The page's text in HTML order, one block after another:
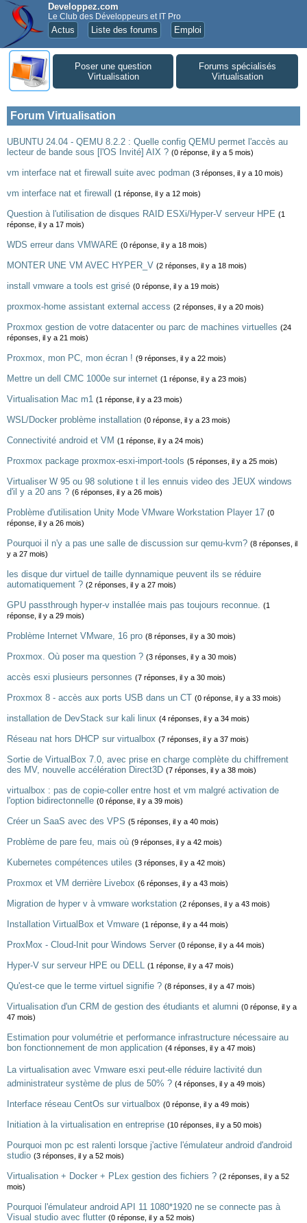
Developpez.com
Le Club des Développeurs et IT Pro
Actus Liste des forums Emploi
Poser une question
Virtualisation
Forums spécialisés
Virtualisation
Forum Virtualisation
UBUNTU 24.04 - QEMU 8.2.2 : Quelle config QEMU permet l'accès au
lecteur de bande sous [l'OS Invité] AIX ? (0 réponse, il y a 5 mois)
vm interface nat et firewall suite avec podman (3 réponses, il y a 10 mois)
vm interface nat et firewall (1 réponse, il y a 12 mois)
Question à l'utilisation de disques RAID ESXi/Hyper-V serveur HPE (1
réponse, il y a 17 mois)
WDS erreur dans VMWARE (0 réponse, il y a 18 mois)
MONTER UNE VM AVEC HYPER_V (2 réponses, il y a 18 mois)
install vmware a tools est grisé (0 réponse, il y a 19 mois)
proxmox-home assistant external access (2 réponses, il y a 20 mois)
Proxmox gestion de votre datacenter ou parc de machines virtuelles (24
réponses, il y a 21 mois)
Proxmox, mon PC, mon écran ! (9 réponses, il y a 22 mois)
Mettre un dell CMC 1000e sur internet (1 réponse, il y a 23 mois)
Virtualisation Mac m1 (1 réponse, il y a 23 mois)
WSL/Docker problème installation (0 réponse, il y a 23 mois)
Connectivité android et VM (1 réponse, il y a 24 mois)
Proxmox package proxmox-esxi-import-tools (5 réponses, il y a 25 mois)
Virtualiser W 95 ou 98 solutione t il les ennuis video des JEUX windows
d'il y a 20 ans ? (6 réponses, il y a 26 mois)
Problème d'utilisation Unity Mode VMware Workstation Player 17 (0
réponse, il y a 26 mois)
Pourquoi il n'y a pas une salle de discussion sur qemu-kvm? (8 réponses, il
y a 27 mois)
les disque dur virtuel de taille dynnamique peuvent ils se réduire
automatiquement ? (2 réponses, il y a 27 mois)
GPU passthrough hyper-v installée mais pas toujours reconnue. (1
réponse, il y a 29 mois)
Problème Internet VMware, 16 pro (8 réponses, il y a 30 mois)
Proxmox. Où poser ma question ? (3 réponses, il y a 30 mois)
accès esxi plusieurs personnes (7 réponses, il y a 30 mois)
Proxmox 8 - accès aux ports USB dans un CT (0 réponse, il y a 33 mois)
installation de DevStack sur kali linux (4 réponses, il y a 34 mois)
Réseau nat hors DHCP sur virtualbox (7 réponses, il y a 37 mois)
Sortie de VirtualBox 7.0, avec prise en charge complète du chiffrement
des MV, nouvelle accélération Direct3D (7 réponses, il y a 38 mois)
virtualbox : pas de copie-coller entre host et vm malgré activation de
l'option bidirectonnelle (0 réponse, il y a 39 mois)
Créer un SaaS avec des VPS (5 réponses, il y a 40 mois)
Problème de pare feu, mais où (9 réponses, il y a 42 mois)
Kubernetes compétences utiles (3 réponses, il y a 42 mois)
Proxmox et VM derrière Livebox (6 réponses, il y a 43 mois)
Migration de hyper v à vmware workstation (2 réponses, il y a 43 mois)
Installation VirtualBox et Vmware (1 réponse, il y a 44 mois)
ProxMox - Cloud-Init pour Windows Server (0 réponse, il y a 44 mois)
Hyper-V sur serveur HPE ou DELL (1 réponse, il y a 47 mois)
Qu'est-ce que le terme virtuel signifie ? (8 réponses, il y a 47 mois)
Virtualisation d'un CRM de gestion des étudiants et alumni (0 réponse, il y a
47 mois)
Estimation pour volumétrie et performance infrastructure nécessaire au
bon fonctionnement de mon application (4 réponses, il y a 47 mois)
La virtualisation avec Vmware esxi peut-elle réduire lactivité dun
administrateur système de plus de 50% ? (4 réponses, il y a 49 mois)
Interface réseau CentOs sur virtualbox (0 réponse, il y a 49 mois)
Initiation à la virtualisation en entreprise (10 réponses, il y a 50 mois)
Pourquoi mon pc est ralenti lorsque j'active l'émulateur android d'android
studio (3 réponses, il y a 52 mois)
Virtualisation + Docker + PLex gestion des fichiers ? (2 réponses, il y a 52
mois)
Pourquoi l'émulateur android API 11 1080*1920 ne se connecte pas à
Visual studio avec flutter (0 réponse, il y a 52 mois)